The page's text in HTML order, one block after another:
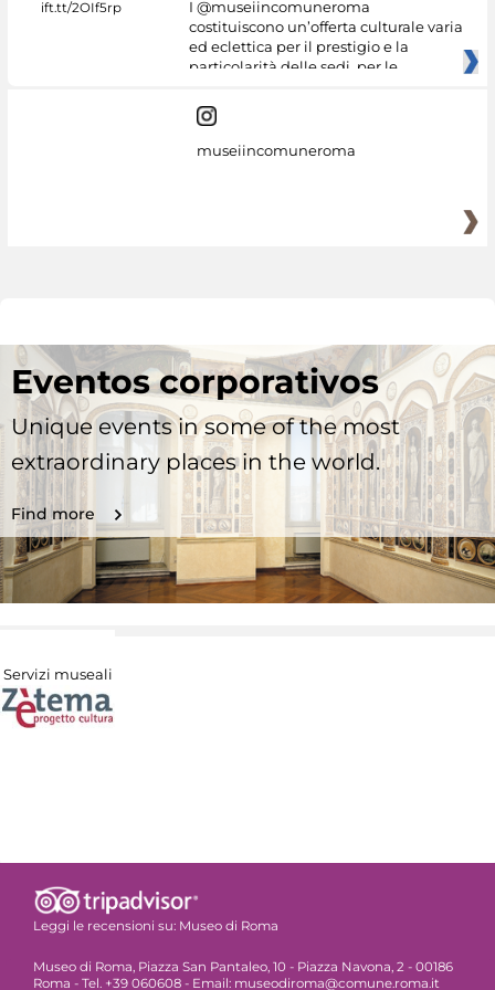
I @museiincomuneroma
costituiscono un’offerta culturale varia
ed eclettica per il prestigio e la
particolarità delle sedi, per le
museiincomuneroma
Eventos corporativos
Unique events in some of the most
extraordinary places in the world.
Find more
Servizi museali
Leggi le recensioni su: Museo di Roma
Museo di Roma, Piazza San Pantaleo, 10 - Piazza Navona, 2 - 00186
Roma - Tel. +39 060608 - Email: museodiroma@comune.roma.it